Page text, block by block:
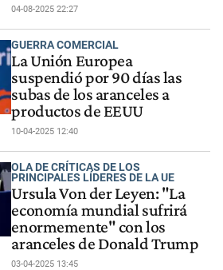
04-08-2025 22:27
GUERRA COMERCIAL
La Unión Europea
suspendió por 90 días las
subas de los aranceles a
productos de EEUU
10-04-2025 12:40
OLA DE CRÍTICAS DE LOS
PRINCIPALES LÍDERES DE LA UE
Ursula Von der Leyen: "La
economía mundial sufrirá
enormemente" con los
aranceles de Donald Trump
03-04-2025 13:45